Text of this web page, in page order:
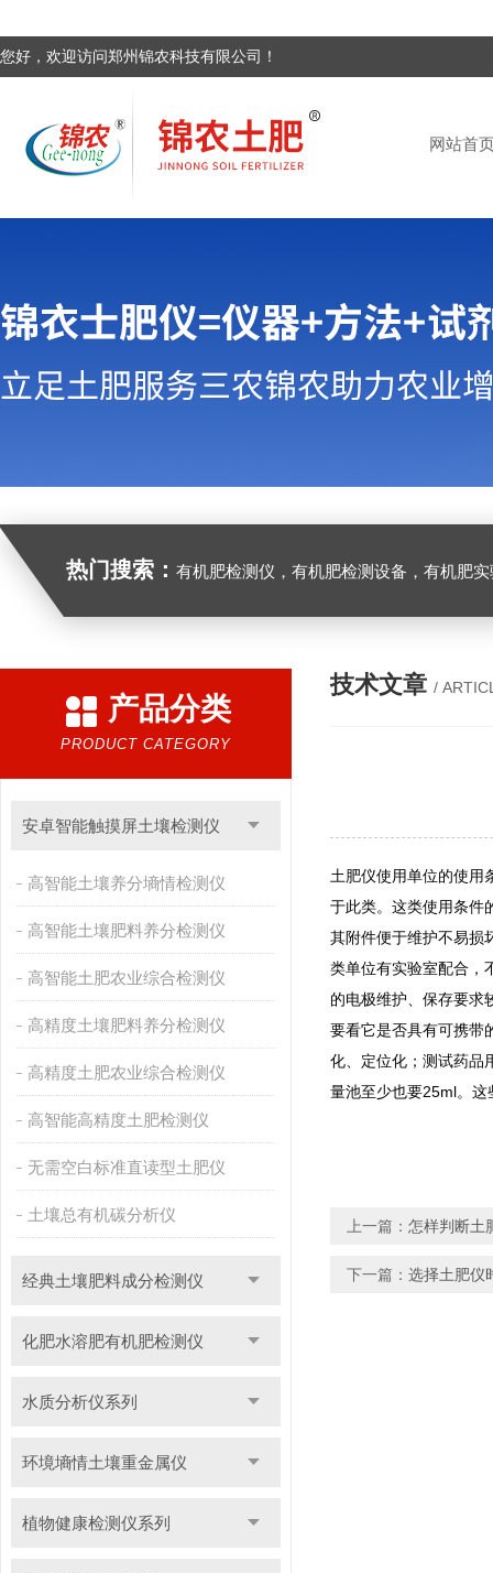
您好，欢迎访问郑州锦农科技有限公司！
网站首
热门搜索： 有机肥检测仪，有机肥检测设备，有机肥实验室设备，生物有
产品分类
PRODUCT CATEGORY
安卓智能触摸屏土壤检测仪
高智能土壤养分墒情检测仪
高智能土壤肥料养分检测仪
高智能土肥农业综合检测仪
高精度土壤肥料养分检测仪
高精度土肥农业综合检测仪
高智能高精度土肥检测仪
无需空白标准直读型土肥仪
土壤总有机碳分析仪
经典土壤肥料成分检测仪
化肥水溶肥有机肥检测仪
水质分析仪系列
环境墒情土壤重金属仪
植物健康检测仪系列
技术文章 /
土肥仪使用单位的使用
于此类。这类使用条件
其附件便于维护不易损
类单位有实验室配合，
的电极维护、保存要求
要看它是否具有可携带
化、定位化；测试药品
量池至少也要25ml。
上一篇： 怎样判断土
下一篇： 选择土肥仪